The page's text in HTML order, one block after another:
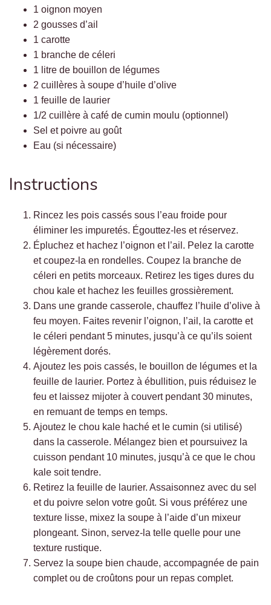
1 oignon moyen
2 gousses d’ail
1 carotte
1 branche de céleri
1 litre de bouillon de légumes
2 cuillères à soupe d’huile d’olive
1 feuille de laurier
1/2 cuillère à café de cumin moulu (optionnel)
Sel et poivre au goût
Eau (si nécessaire)
Instructions
Rincez les pois cassés sous l’eau froide pour
éliminer les impuretés. Égouttez-les et réservez.
Épluchez et hachez l’oignon et l’ail. Pelez la carotte
et coupez-la en rondelles. Coupez la branche de
céleri en petits morceaux. Retirez les tiges dures du
chou kale et hachez les feuilles grossièrement.
Dans une grande casserole, chauffez l’huile d’olive à
feu moyen. Faites revenir l’oignon, l’ail, la carotte et
le céleri pendant 5 minutes, jusqu’à ce qu’ils soient
légèrement dorés.
Ajoutez les pois cassés, le bouillon de légumes et la
feuille de laurier. Portez à ébullition, puis réduisez le
feu et laissez mijoter à couvert pendant 30 minutes,
en remuant de temps en temps.
Ajoutez le chou kale haché et le cumin (si utilisé)
dans la casserole. Mélangez bien et poursuivez la
cuisson pendant 10 minutes, jusqu’à ce que le chou
kale soit tendre.
Retirez la feuille de laurier. Assaisonnez avec du sel
et du poivre selon votre goût. Si vous préférez une
texture lisse, mixez la soupe à l’aide d’un mixeur
plongeant. Sinon, servez-la telle quelle pour une
texture rustique.
Servez la soupe bien chaude, accompagnée de pain
complet ou de croûtons pour un repas complet.